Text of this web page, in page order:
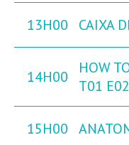
13H00 CAIXA
14H00
HOW
T01 E02
15H00